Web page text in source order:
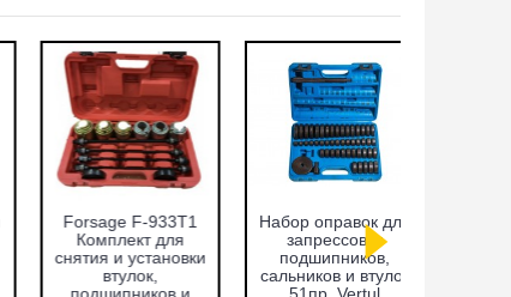
Набор фиксаторов
валов Fiat 1.2, 1.4л.
Vertul VR50372
Cъёмник
внутренних
подшипников,
цанговый с